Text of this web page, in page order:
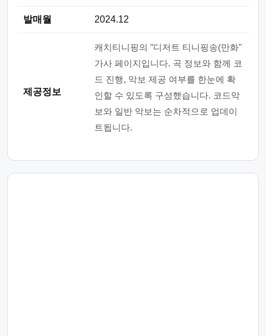
발매월 2024.12
제공정보
캐치티니핑의 "디저트 티니핑송(만화"
가사 페이지입니다. 곡 정보와 함께 코
드 진행, 악보 제공 여부를 한눈에 확
인할 수 있도록 구성했습니다. 코드악
보와 일반 악보는 순차적으로 업데이
트됩니다.